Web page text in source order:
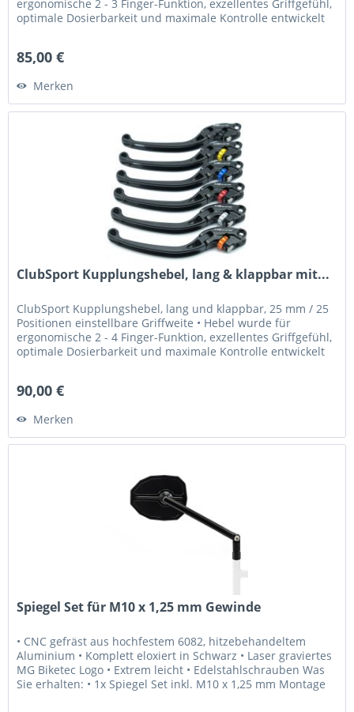
ergonomische 2 - 3 Finger-Funktion, exzellentes Griffgefühl,
optimale Dosierbarkeit und maximale Kontrolle entwickelt
85,00 €
Merken
ClubSport Kupplungshebel, lang & klappbar mit...
ClubSport Kupplungshebel, lang und klappbar, 25 mm / 25
Positionen einstellbare Griffweite • Hebel wurde für
ergonomische 2 - 4 Finger-Funktion, exzellentes Griffgefühl,
optimale Dosierbarkeit und maximale Kontrolle entwickelt
90,00 €
Merken
Spiegel Set für M10 x 1,25 mm Gewinde
• CNC gefräst aus hochfestem 6082, hitzebehandeltem
Aluminium • Komplett eloxiert in Schwarz • Laser graviertes
MG Biketec Logo • Extrem leicht • Edelstahlschrauben Was
Sie erhalten: • 1x Spiegel Set inkl. M10 x 1,25 mm Montage